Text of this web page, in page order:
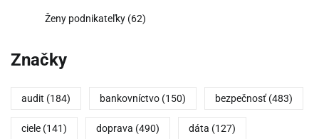
Ženy podnikateľky (62)
Značky
audit (184) bankovníctvo (150) bezpečnosť (483)
ciele (141) doprava (490) dáta (127)